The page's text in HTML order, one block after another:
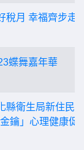
稅月 幸福齊步走
蝶舞嘉年華
縣衛生局新住民
鑰」心理健康促